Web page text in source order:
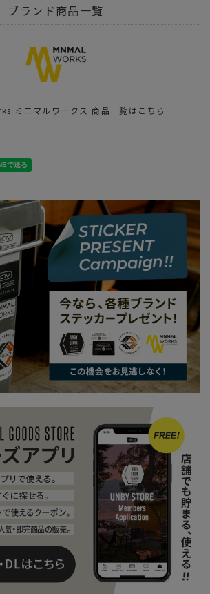
キャンプ用品 テント・タープ
- ミニマルワークス
- ミニマルワークス テント シェルター
- ミニマルワークス
ャンプ用品 テント・タープ テント
アSALE開催中！おすすめ10選
スのV HOUSE L
SALE OUTDOOR
ぐ手に入れたいテント5選
- ミニマルワークス V HOUSE L
ブランド商品一覧
ミニマルワークス 商品一覧はこちら